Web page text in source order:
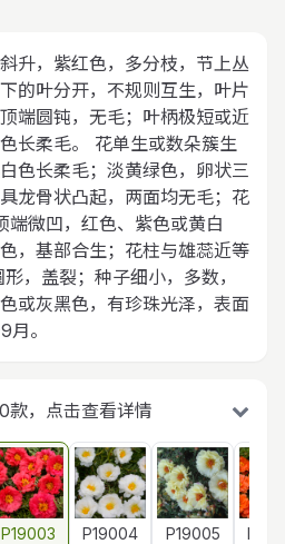
升，紫红色，多分枝，节上丛
的叶分开，不规则互生，叶片
端圆钝，无毛；叶柄极短或近
长柔毛。 花单生或数朵簇生
色长柔毛；淡黄绿色，卵状三
龙骨状凸起，两面均无毛；花
端微凹，红色、紫色或黄白
，基部合生；花柱与雄蕊近等
，盖裂；种子细小，多数，
或灰黑色，有珍珠光泽，表面
。
款，点击查看详情
P19003
P19004
P19005